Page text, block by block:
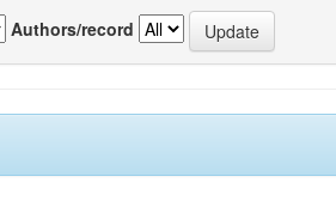
Authors/record